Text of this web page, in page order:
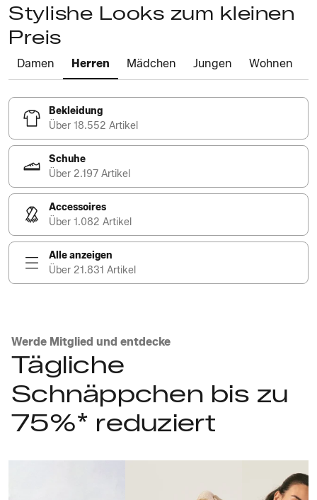
Stylishe Looks zum kleinen
Preis
Damen Herren Mädchen Jungen Wohnen
Bekleidung
Über 18.552 Artikel
Schuhe
Über 2.197 Artikel
Accessoires
Über 1.082 Artikel
Alle anzeigen
Über 21.831 Artikel
Werde Mitglied und entdecke
Tägliche
Schnäppchen bis zu
75%* reduziert